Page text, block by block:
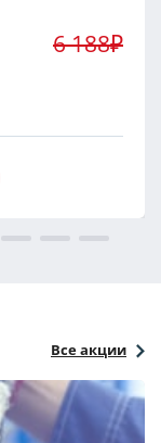
6 188₽
Все акции